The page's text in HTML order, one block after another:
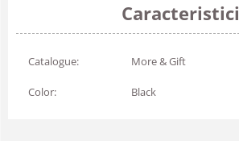
Caracteristici
Catalogue: More & Gift
Color: Black